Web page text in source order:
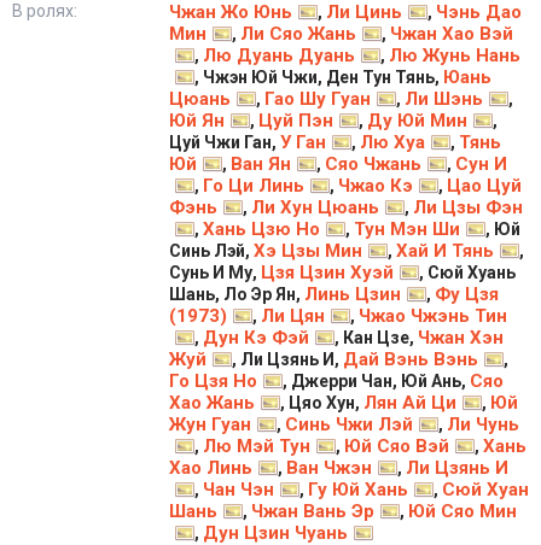
В ролях: Чжан Жо Юнь , Ли Цинь , Чэнь Дао
Мин
, Ли Сяо Жань , Чжан Хао Вэй
, Лю Дуань Дуань , Лю Жунь Нань
, Чжэн Юй Чжи, Ден Тун Тянь, Юань
Цюань
, Гао Шу Гуан , Ли Шэнь ,
Юй Ян , Цуй Пэн , Ду Юй Мин
,
Цуй Чжи Ган, У Ган , Лю Хуа , Тянь
Юй
, Ван Ян , Сяо Чжань , Сун И
, Го Ци Линь , Чжао Кэ , Цао Цуй
Фэнь
, Ли Хун Цюань , Ли Цзы Фэн
, Хань Цзю Но , Тун Мэн Ши
, Юй
Синь Лэй, Хэ Цзы Мин , Хай И Тянь
,
Сунь И Му, Цзя Цзин Хуэй
, Сюй Хуань
Шань, Ло Эр Ян, Линь Цзин , Фу Цзя
(1973)
, Ли Цян , Чжао Чжэнь Тин
, Дун Кэ Фэй , Кан Цзе, Чжан Хэн
Жуй
, Ли Цзянь И, Дай Вэнь Вэнь ,
Го Цзя Но , Джерри Чан, Юй Ань, Сяо
Хао Жань
, Цяо Хун, Лян Ай Ци , Юй
Жун Гуан
, Синь Чжи Лэй , Ли Чунь
, Лю Мэй Тун , Юй Сяо Вэй , Хань
Хао Линь
, Ван Чжэн , Ли Цзянь И
, Чан Чэн , Гу Юй Хань , Сюй Хуан
Шань
, Чжан Вань Эр , Юй Сяо Мин
, Дун Цзин Чуань